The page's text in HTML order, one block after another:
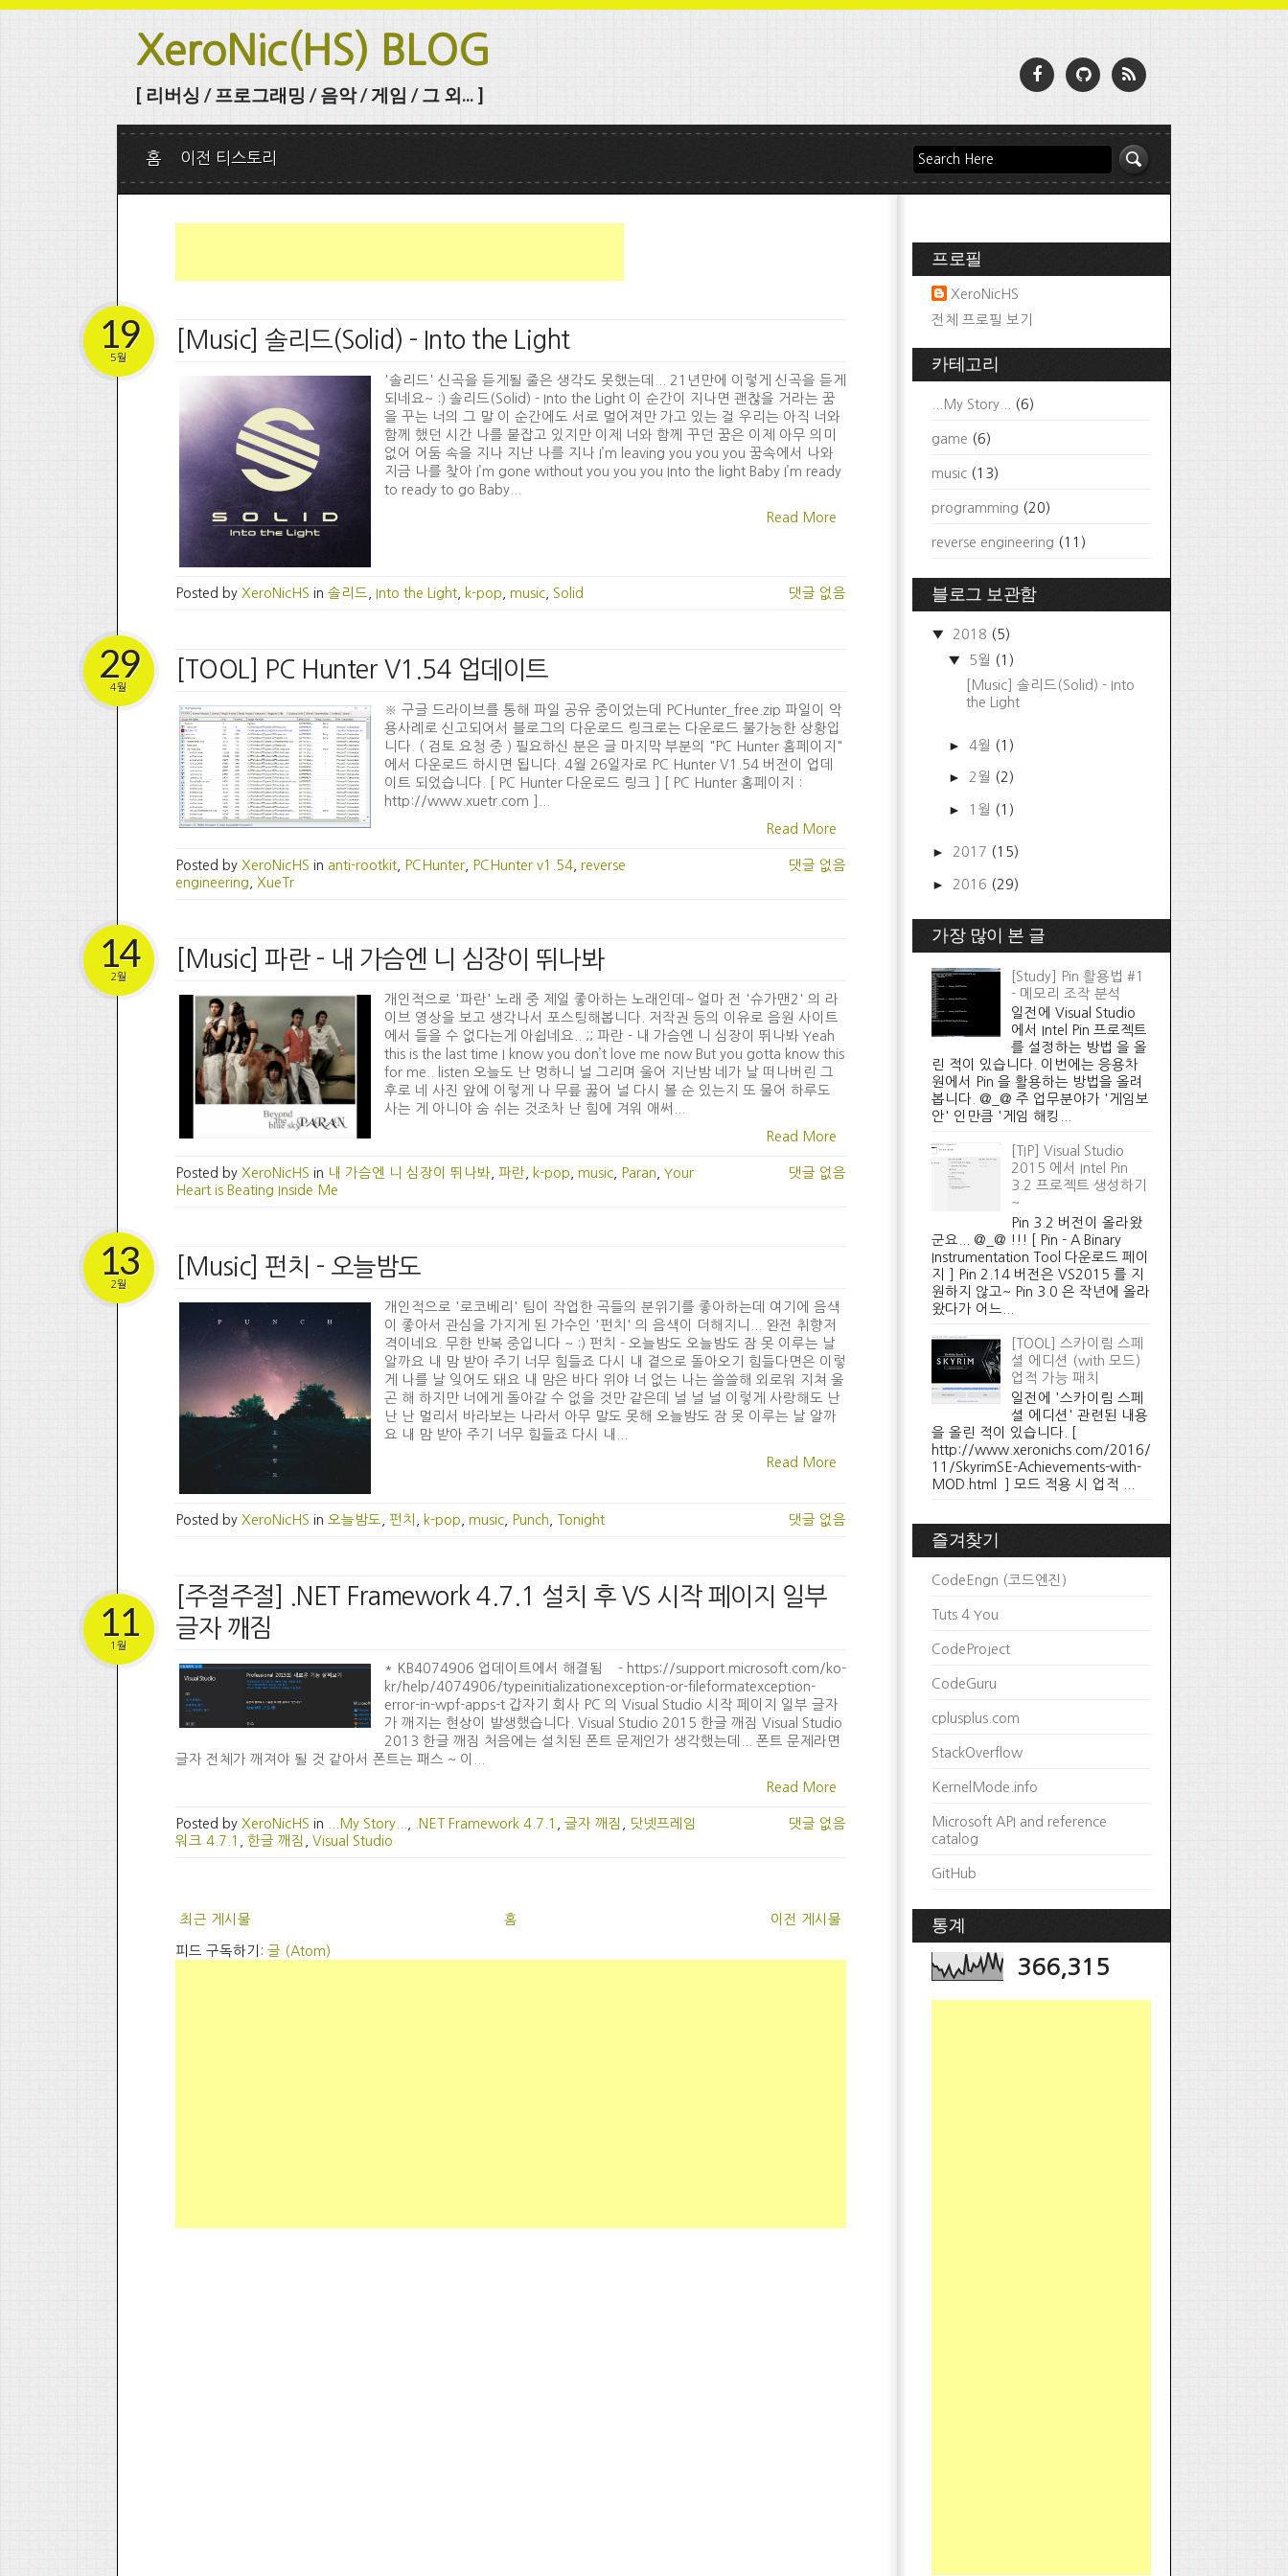
XeroNic(HS) BLOG
[ 리버싱 / 프로그래밍 / 음악 / 게임 / 그 외... ]
홈 이전 티스토리
[Music] 솔리드(Solid) - Into the Light
19
5월
'솔리드' 신곡을 듣게될 줄은 생각도 못했는데... 21년만에 이렇게 신곡을 듣게
되네요~ :) 솔리드(Solid) - Into the Light 이 순간이 지나면 괜찮을 거라는 꿈
을 꾸는 너의 그 말 이 순간에도 서로 멀어져만 가고 있는 걸 우리는 아직 너와
함께 했던 시간 나를 붙잡고 있지만 이제 너와 함께 꾸던 꿈은 이제 아무 의미
없어 어둠 속을 지나 지난 나를 지나 I’m leaving you you you 꿈속에서 나와
지금 나를 찾아 I’m gone without you you you Into the light Baby I’m ready
to ready to go Baby...
Read More
Posted by XeroNicHS in 솔리드 Into the Light k-pop music Solid 댓글 없음
[TOOL] PC Hunter V1.54 업데이트
29
4월
※ 구글 드라이브를 통해 파일 공유 중이었는데 PCHunter_free.zip 파일이 악
용사례로 신고되어서 블로그의 다운로드 링크로는 다운로드 불가능한 상황입
니다. ( 검토 요청 중 ) 필요하신 분은 글 마지막 부분의 "PC Hunter 홈페이지"
에서 다운로드 하시면 됩니다. 4월 26일자로 PC Hunter V1.54 버전이 업데
이트 되었습니다. [ PC Hunter 다운로드 링크 ] [ PC Hunter 홈페이지 :
http://www.xuetr.com ]...
Read More
Posted by XeroNicHS in anti-rootkit PCHunter PCHunter v1.54 reverse
engineering
XueTr
댓글 없음
[Music] 파란 - 내 가슴엔 니 심장이 뛰나봐
14
2월
개인적으로 '파란' 노래 중 제일 좋아하는 노래인데~ 얼마 전 '슈가맨2' 의 라
이브 영상을 보고 생각나서 포스팅해봅니다. 저작권 등의 이유로 음원 사이트
에서 들을 수 없다는게 아쉽네요.. ;; 파란 - 내 가슴엔 니 심장이 뛰나봐 Yeah
this is the last time I know you don’t love me now But you gotta know this
for me.. listen 오늘도 난 멍하니 널 그리며 울어 지난밤 네가 날 떠나버린 그
후로 네 사진 앞에 이렇게 나 무릎 꿇어 널 다시 볼 순 있는지 또 물어 하루도
사는 게 아니야 숨 쉬는 것조차 난 힘에 겨워 애써...
Read More
Posted by XeroNicHS in 내 가슴엔 니 심장이 뛰나봐 파란 k-pop music Paran
Your
Heart is Beating Inside Me
댓글 없음
[Music] 펀치 - 오늘밤도
13
2월
개인적으로 '로코베리' 팀이 작업한 곡들의 분위기를 좋아하는데 여기에 음색
이 좋아서 관심을 가지게 된 가수인 '펀치' 의 음색이 더해지니... 완전 취향저
격이네요. 무한 반복 중입니다 ~ :) 펀치 - 오늘밤도 오늘밤도 잠 못 이루는 날
알까요 내 맘 받아 주기 너무 힘들죠 다시 내 곁으로 돌아오기 힘들다면은 이렇
게 나를 날 잊어도 돼요 내 맘은 바다 위야 너 없는 나는 쓸쓸해 외로워 지쳐 울
곤 해 하지만 너에게 돌아갈 수 없을 것만 같은데 널 널 널 이렇게 사랑해도 난
난 난 멀리서 바라보는 나라서 아무 말도 못해 오늘밤도 잠 못 이루는 날 알까
요 내 맘 받아 주기 너무 힘들죠 다시 내...
Read More
Posted by XeroNicHS in 오늘밤도 펀치 k-pop music Punch Tonight 댓글 없음
[주절주절] .NET Framework 4.7.1 설치 후 VS 시작 페이지 일부
글자 깨짐
11
1월
* KB4074906 업데이트에서 해결됨 - https://support.microsoft.com/ko-
kr/help/4074906/typeinitializationexception-or-fileformatexception-
error-in-wpf-apps-t 갑자기 회사 PC 의 Visual Studio 시작 페이지 일부 글자
가 깨지는 현상이 발생했습니다. Visual Studio 2015 한글 깨짐 Visual Studio
2013 한글 깨짐 처음에는 설치된 폰트 문제인가 생각했는데... 폰트 문제라면
글자 전체가 깨져야 될 것 같아서 폰트는 패스 ~ 이...
Read More
Posted by XeroNicHS in ...My Story... .NET Framework 4.7.1 글자 깨짐
닷넷프레임
워크 4.7.1
한글 깨짐 Visual Studio
댓글 없음
최근 게시물 이전 게시물
홈
피드 구독하기: 글 (Atom)
프로필
XeroNicHS
전체 프로필 보기
카테고리
...My Story... (6)
game (6)
music (13)
programming (20)
reverse engineering (11)
블로그 보관함
▼ 2018 (5)
▼
5월 (1)
[Music] 솔리드(Solid) - Into
the Light
►4월 (1)
► 2월 (2)
► 1월 (1)
► 2017 (15)
► 2016 (29)
가장 많이 본 글
[Study] Pin 활용법 #1
- 메모리 조작 분석
일전에 Visual Studio
에서 Intel Pin 프로젝트
를 설정하는 방법 을 올
린 적이 있습니다. 이번에는 응용차
원에서 Pin 을 활용하는 방법을 올려
봅니다. @_@ 주 업무분야가 '게임보
안' 인만큼 '게임 해킹...
[TIP] Visual Studio
2015 에서 Intel Pin
3.2 프로젝트 생성하기
~
Pin 3.2 버전이 올라왔
군요... @_@ !!! [ Pin - A Binary
Instrumentation Tool 다운로드 페이
지 ] Pin 2.14 버전은 VS2015 를 지
원하지 않고~ Pin 3.0 은 작년에 올라
왔다가 어느...
[TOOL] 스카이림 스페
셜 에디션 (with 모드)
업적 가능 패치
일전에 '스카이림 스페
셜 에디션' 관련된 내용
을 올린 적이 있습니다. [
http://www.xeronichs.com/2016/
11/SkyrimSE-Achievements-with-
MOD.html ] 모드 적용 시 업적 ...
즐겨찾기
CodeEngn (코드엔진)
Tuts 4 You
CodeProject
CodeGuru
cplusplus.com
StackOverflow
KernelMode.info
Microsoft API and reference
catalog
GitHub
통계
366,315